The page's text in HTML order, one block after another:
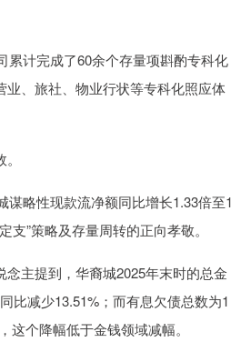
计完成了60余个存量项斟酌专科化
业、旅社、物业行状等专科化照应体
略性现款流净额同比增长1.33倍至1
支”策略及存量周转的正向孝敬。
主提到，华裔城2025年末时的总金
比减少13.51%；而有息欠债总数为1
这个降幅低于金钱领域减幅。